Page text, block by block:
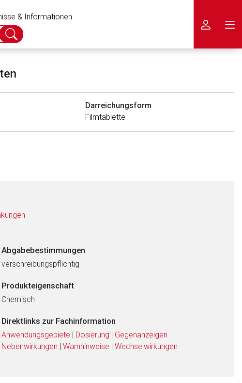
& Informationen
Suche
abschicken
Darreichungsform
Filmtablette
Abgabebestimmungen
verschreibungspflichtig
Produkteigenschaft
Chemisch
Direktlinks zur Fachinformation
Anwendungsgebiete | Dosierung | Gegenanzeigen
Nebenwirkungen | Warnhinweise | Wechselwirkungen